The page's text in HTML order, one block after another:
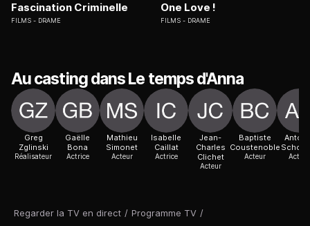
Regarder la TV en direct / Programme TV /
Fascination Criminelle
FILMS DRAME
One Love !
FILMS DRAME
Au casting dans Le temps d'Anna
Greg
Zglinski
Réalisateur
Gaëlle
Bona
Actrice
Mathieu
Simonet
Acteur
Isabelle
Caillat
Actrice
Jean-
Charles
Clichet
Acteur
Baptiste
Coustenoble
Acteur Acteur